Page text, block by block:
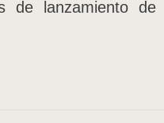
de lanzamiento de